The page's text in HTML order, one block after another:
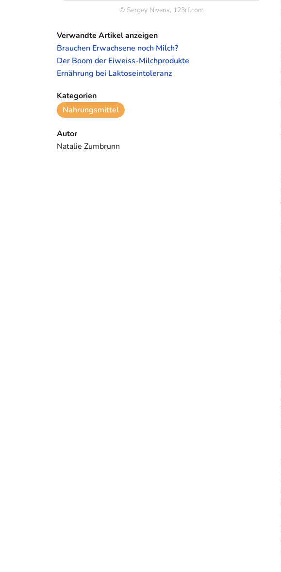
© Sergey Nivens, 123rf.com
Verwandte Artikel anzeigen
Brauchen Erwachsene noch Milch?
Der Boom der Eiweiss-Milchprodukte
Ernährung bei Laktoseintoleranz
Kategorien
Nahrungsmittel
Autor
Natalie Zumbrunn